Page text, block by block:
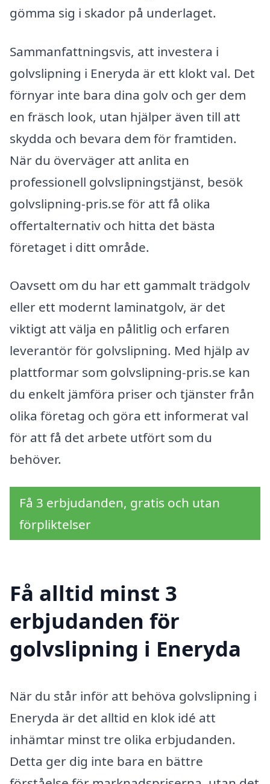
gömma sig i skador på underlaget.
Sammanfattningsvis, att investera i
golvslipning i Eneryda är ett klokt val. Det
förnyar inte bara dina golv och ger dem
en fräsch look, utan hjälper även till att
skydda och bevara dem för framtiden.
När du överväger att anlita en
professionell golvslipningstjänst, besök
golvslipning-pris.se för att få olika
offertalternativ och hitta det bästa
företaget i ditt område.
Oavsett om du har ett gammalt trädgolv
eller ett modernt laminatgolv, är det
viktigt att välja en pålitlig och erfaren
leverantör för golvslipning. Med hjälp av
plattformar som golvslipning-pris.se kan
du enkelt jämföra priser och tjänster från
olika företag och göra ett informerat val
för att få det arbete utfört som du
behöver.
Få 3 erbjudanden, gratis och utan
förpliktelser
Få alltid minst 3
erbjudanden för
golvslipning i Eneryda
När du står inför att behöva golvslipning i
Eneryda är det alltid en klok idé att
inhämtar minst tre olika erbjudanden.
Detta ger dig inte bara en bättre